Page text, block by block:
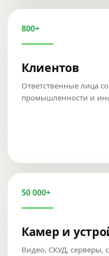
800+
Клиентов
Ответственные лица
промышленности и
50 000+
Камер и
Видео, СКУД, серверы,